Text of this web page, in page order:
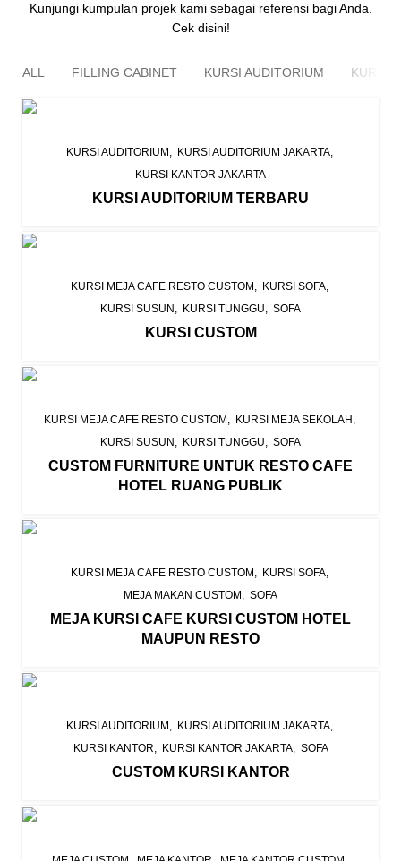
Kunjungi kumpulan projek kami sebagai referensi bagi Anda.
Cek disini!
ALL FILLING CABINET KURSI AUDITORIUM KURSI
KURSI AUDITORIUM
KURSI AUDITORIUM JAKARTA
KURSI KANTOR JAKARTA
KURSI AUDITORIUM TERBARU
KURSI MEJA CAFE RESTO CUSTOM
KURSI SOFA
KURSI SUSUN
KURSI TUNGGU SOFA
KURSI CUSTOM
KURSI MEJA CAFE RESTO CUSTOM
KURSI MEJA SEKOLAH
KURSI SUSUN
KURSI TUNGGU SOFA
CUSTOM FURNITURE UNTUK RESTO CAFE
HOTEL RUANG PUBLIK
KURSI MEJA CAFE RESTO CUSTOM
KURSI SOFA
MEJA MAKAN CUSTOM
SOFA
MEJA KURSI CAFE KURSI CUSTOM HOTEL
MAUPUN RESTO
KURSI AUDITORIUM
KURSI AUDITORIUM JAKARTA
KURSI KANTOR
KURSI KANTOR JAKARTA SOFA
CUSTOM KURSI KANTOR